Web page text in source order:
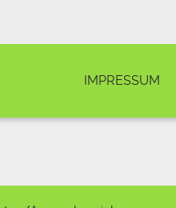
IMPRESSUM